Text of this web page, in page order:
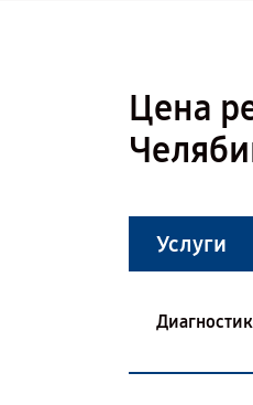
Цена
Услуги